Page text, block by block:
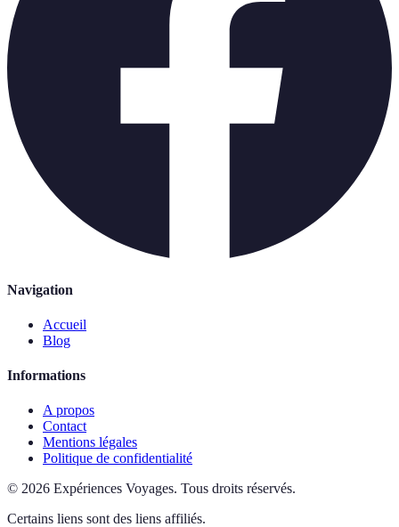
Navigation
Accueil
Blog
Informations
A propos
Contact
Mentions légales
Politique de confidentialité
© 2026 Expériences Voyages. Tous droits réservés.
Certains liens sont des liens affiliés.